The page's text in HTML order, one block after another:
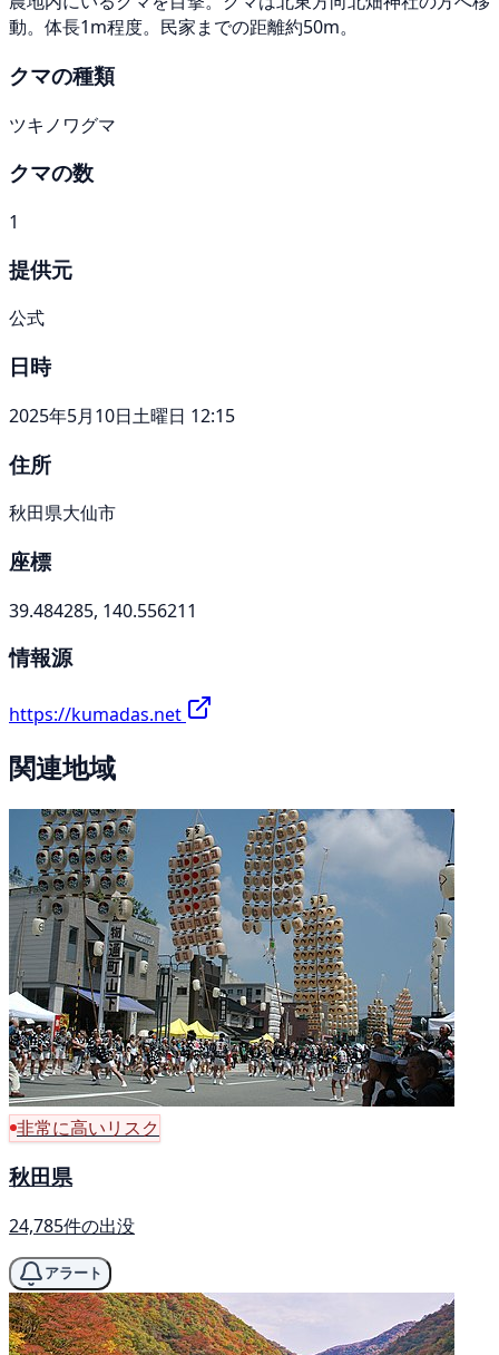
動。体長1m程度。民家までの距離約50m。
クマの種類
ツキノワグマ
クマの数
1
提供元
公式
日時
2025年5月10日土曜日 12:15
住所
秋田県大仙市
座標
39.484285, 140.556211
情報源
https://kumadas.net
関連地域
非常に高いリスク
秋田県
24,785件の出没
アラート